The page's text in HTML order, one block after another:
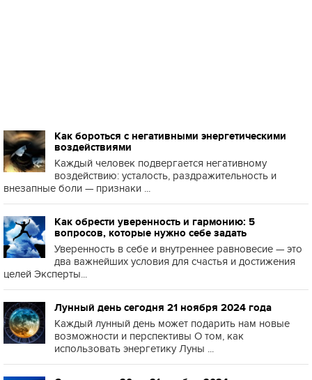
Как бороться с негативными энергетическими
воздействиями
Каждый человек подвергается негативному
воздействию: усталость, раздражительность и
внезапные боли — признаки ...
Как обрести уверенность и гармонию: 5
вопросов, которые нужно себе задать
Уверенность в себе и внутреннее равновесие — это
два важнейших условия для счастья и достижения
целей Эксперты...
Лунный день сегодня 21 ноября 2024 года
Каждый лунный день может подарить нам новые
возможности и перспективы О том, как
использовать энергетику Луны ...